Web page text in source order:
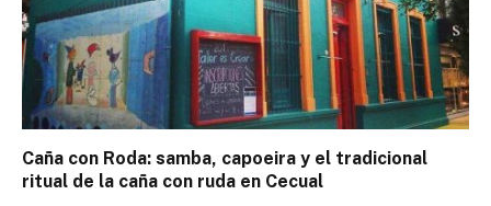
Caña con Roda: samba, capoeira y el tradicional
ritual de la caña con ruda en Cecual